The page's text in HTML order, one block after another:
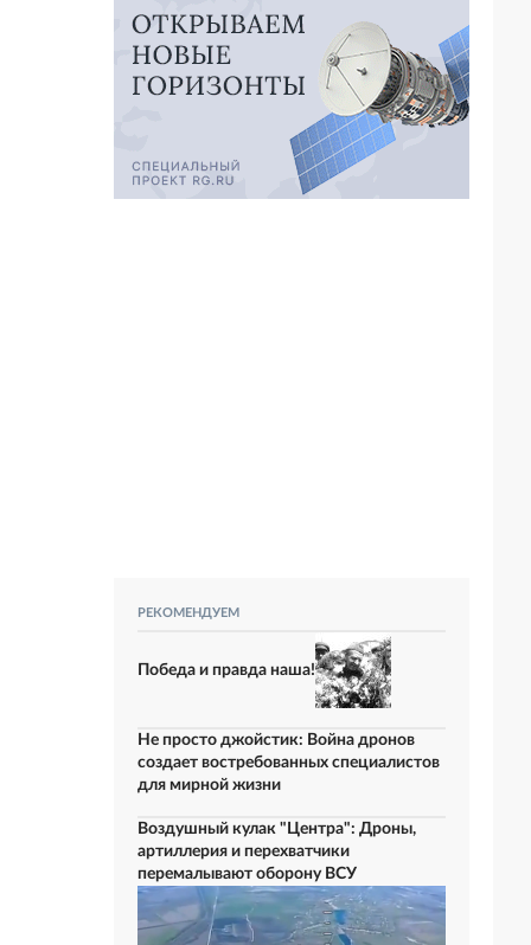
РЕКОМЕНДУЕМ
Победа и правда наша!
Не просто джойстик: Война дронов
создает востребованных специалистов
для мирной жизни
Воздушный кулак "Центра": Дроны,
артиллерия и перехватчики
перемалывают оборону ВСУ